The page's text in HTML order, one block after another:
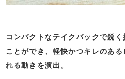
コンパクトなテイクバックで鋭
ことができ、軽快かつキレのあ
れる動きを演出。